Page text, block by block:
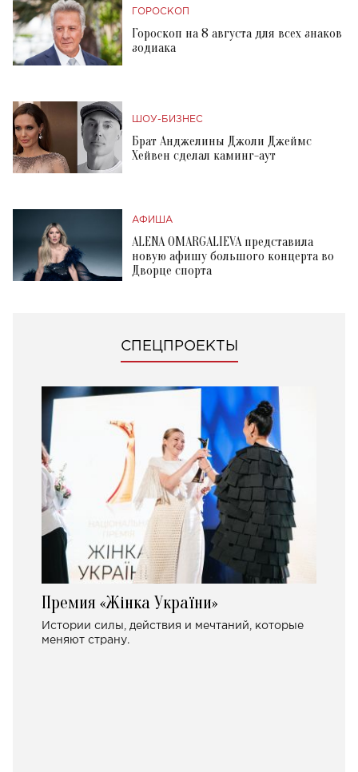
ГОРОСКОП
Гороскоп на 8 августа для всех знаков
зодиака
ШОУ-БИЗНЕС
Брат Анджелины Джоли Джеймс
Хейвен сделал каминг-аут
АФИША
ALENA OMARGALIEVA представила
новую афишу большого концерта во
Дворце спорта
СПЕЦПРОЕКТЫ
Премия «Жінка України»
Истории силы, действия и мечтаний, которые
меняют страну.